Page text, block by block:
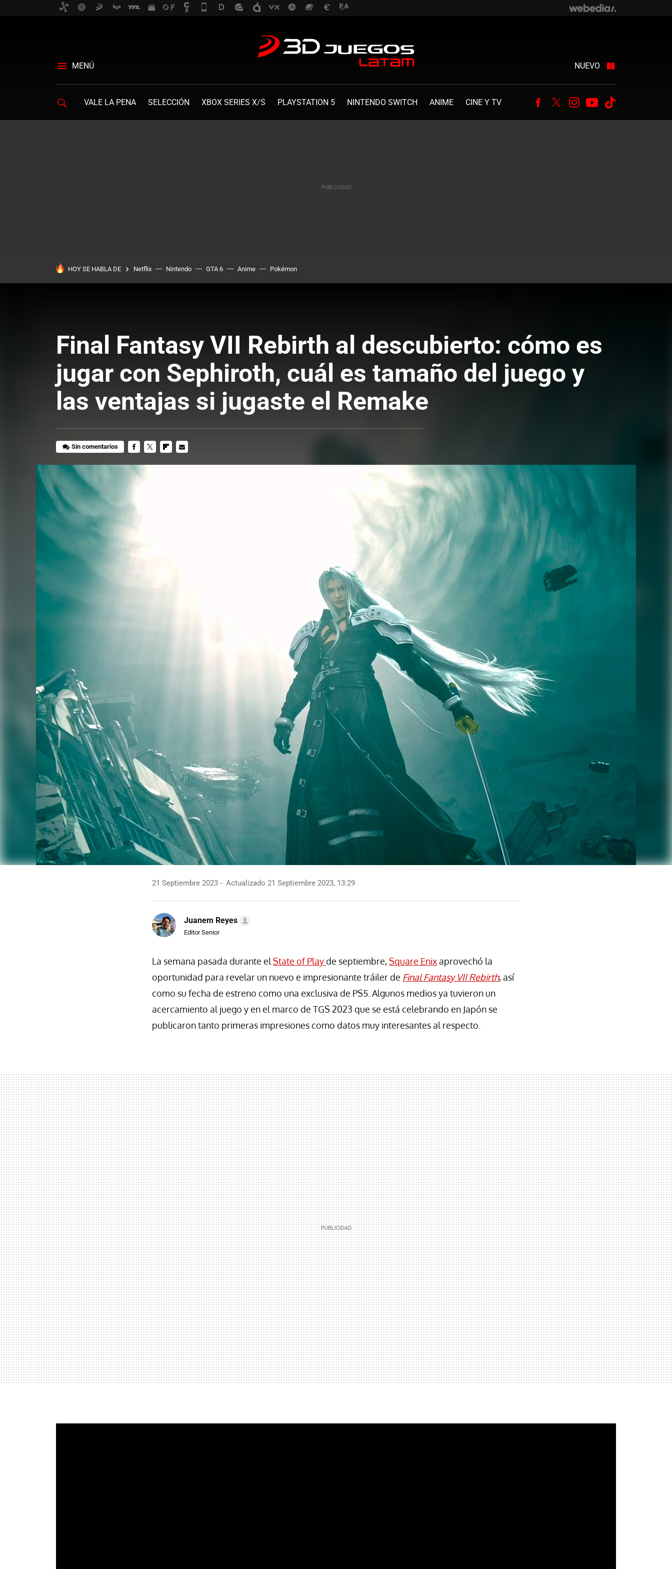
MENÚ NUEVO
VALE LA PENA SELECCIÓN XBOX SERIES X/S PLAYSTATION 5 NINTENDO SWITCH ANIME CINE Y TV Facebook
TwitterInstagram
Youtube
HOY SE HABLA DE Netflix Nintendo GTA 6 Anime Pokémon
Final Fantasy VII Rebirth al descubierto: cómo es
jugar con Sephiroth, cuál es tamaño del juego y
las ventajas si jugaste el Remake
Sin comentarios
21 Septiembre 2023 Actualizado 21 Septiembre 2023, 13:29
Juanem Reyes
Editor Senior
La semana pasada durante el State of Playde septiembre,Square Enixaprovechó la
oportunidad para revelar un nuevo e impresionante tráiler de Final Fantasy VII Rebirth, así
como su fecha de estreno como una exclusiva de PS5. Algunos medios ya tuvieron un
acercamiento al juego y en el marco de TGS 2023 que se está celebrando en Japón se
publicaron tanto primeras impresiones como datos muy interesantes al respecto.